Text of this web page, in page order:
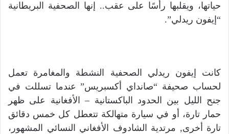
حياتها، ويقلبها رأسًا على عقب.. إنها الصحفية البريطانية
“إيفون ريدلي”.
كانت إيفون ريدلي الصحفية النشطة والمغامرة تعمل
لحساب صحيفة “صانداي أكسبريس” عندما تسللت في
جنح الليل بين الحدود الباكستانية – الأفغانية على ظهر
حمار تارة، أو في سيارة متهالكة تتعطل كل خمس دقائق
تارة أخرى, مرتدية الشادوف الأفغاني النسائي المشهور،